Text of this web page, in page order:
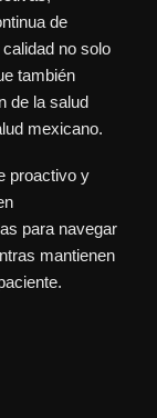
de
no solo
también
de la salud
mexicano.
proactivo y
para navegar
mantienen